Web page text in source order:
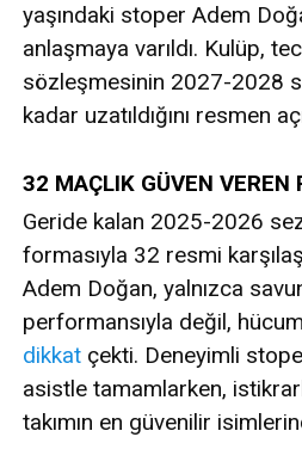
yaşındaki stoper Adem
anlaşmaya varıldı. Kulüp,
sözleşmesinin 2027-2028
kadar uzatıldığını resmen
32 MAÇLIK GÜVEN VEREN
Geride kalan 2025-2026
formasıyla 32 resmi
Adem Doğan, yalnızca
performansıyla değil,
dikkat çekti. Deneyimli
asistle tamamlarken,
takımın en güvenilir